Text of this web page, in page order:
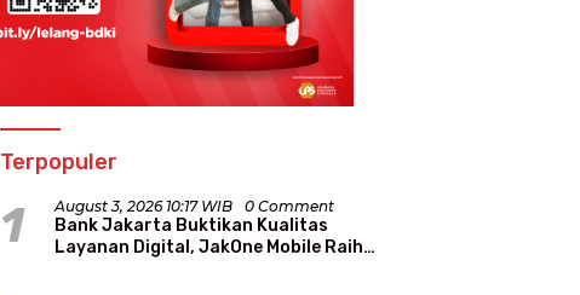
Terpopuler
1 August 3, 2026 10:17 WIB 0 Comment
Bank Jakarta Buktikan Kualitas
Layanan Digital, JakOne Mobile Raih